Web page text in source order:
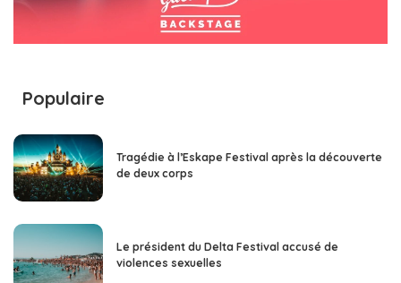
Populaire
Tragédie à l’Eskape Festival après la découverte
de deux corps
Le président du Delta Festival accusé de
violences sexuelles